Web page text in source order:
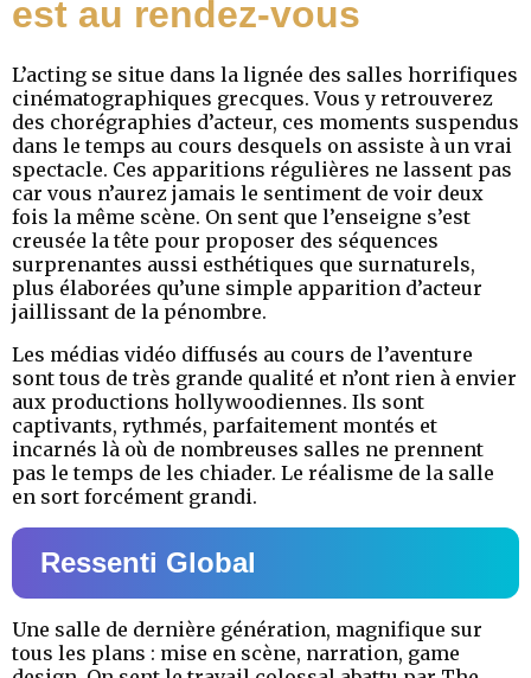
est au rendez-vous
L’acting se situe dans la lignée des salles horrifiques
cinématographiques grecques. Vous y retrouverez
des chorégraphies d’acteur, ces moments suspendus
dans le temps au cours desquels on assiste à un vrai
spectacle. Ces apparitions régulières ne lassent pas
car vous n’aurez jamais le sentiment de voir deux
fois la même scène. On sent que l’enseigne s’est
creusée la tête pour proposer des séquences
surprenantes aussi esthétiques que surnaturels,
plus élaborées qu’une simple apparition d’acteur
jaillissant de la pénombre.
Les médias vidéo diffusés au cours de l’aventure
sont tous de très grande qualité et n’ont rien à envier
aux productions hollywoodiennes. Ils sont
captivants, rythmés, parfaitement montés et
incarnés là où de nombreuses salles ne prennent
pas le temps de les chiader. Le réalisme de la salle
en sort forcément grandi.
Ressenti Global
Une salle de dernière génération, magnifique sur
tous les plans : mise en scène, narration, game